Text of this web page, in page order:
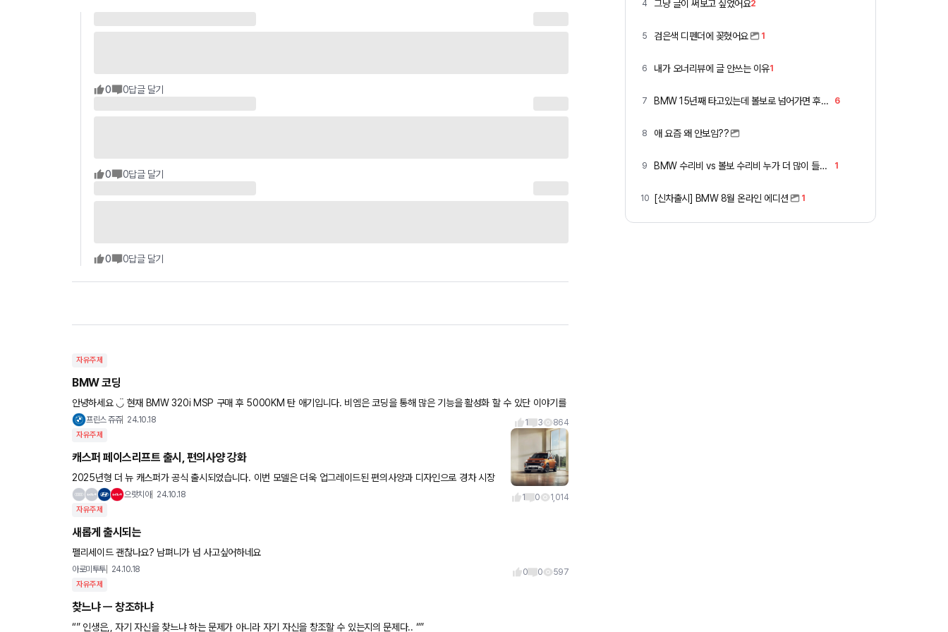
0 0답글 달기
0 0답글 달기
0 0답글 달기
자유주제
BMW 코딩
안녕하세요 ◡̈ 현재 BMW 320i MSP 구매 후 5000KM 탄 애기입니다. 비엠은 코딩을 통해 많은 기능을 활성화 할 수 있단 이야기를
들었는데 .. 아는 게 없어 이렇게 글 써봅
프린스 쥬쥬 24.10.18 1 3 864
자유주제
캐스퍼 페이스리프트 출시, 편의사양 강화
2025년형 더 뉴 캐스퍼가 공식 출시되었습니다. 이번 모델은 더욱 업그레이드된 편의사양과 디자인으로 경차 시장
의 주목을 받고 있습니다. 10.25인치 내비게이션, 오토홀드, 스마트 크루즈
으랏치아 24.10.18 1 0 1,014
자유주제
새롭게 출시되는
펠리세이드 괜찮나요? 남펴니가 넘 사고싶어하네요
아로미투투 24.10.18 0 0 597
자유주제
찾느냐 ㅡ 창조하냐
“” 인생은,, 자기 자신을 찾느냐 하는 문제가 아니라 자기 자신을 창조할 수 있는지의 문제다.. “”
4 그냥 글이 써보고 싶었어요2
5 검은색 디펜더에 꽂혔어요 1
6 내가 오너리뷰에 글 안쓰는 이유1
7 BMW 15년째 타고있는데 볼보로 넘어가면 후회할까요 ? 6
8 애 요즘 왜 안보임??
9 BMW 수리비 vs 볼보 수리비 누가 더 많이 들까요 ㅎ 1
10 [신차출시] BMW 8월 온라인 에디션 1